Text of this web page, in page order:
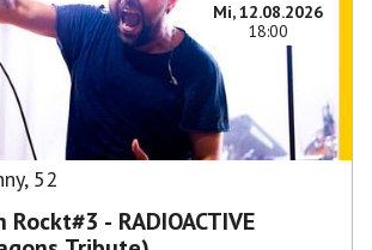
Mi, 12.08.2026
18:00
, 52
- RADIOACTIVE